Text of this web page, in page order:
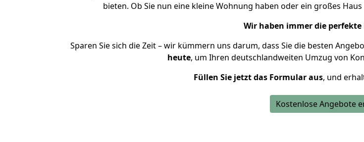
bieten. Ob Sie nun eine kleine Wohnung haben oder ein großes
Wir haben immer die perfekte
Sparen Sie sich die Zeit – wir kümmern uns darum, dass Sie die besten
heute, um Ihren deutschlandweiten Umzug von
Füllen Sie jetzt das Formular aus, und
Kostenlose Angebote